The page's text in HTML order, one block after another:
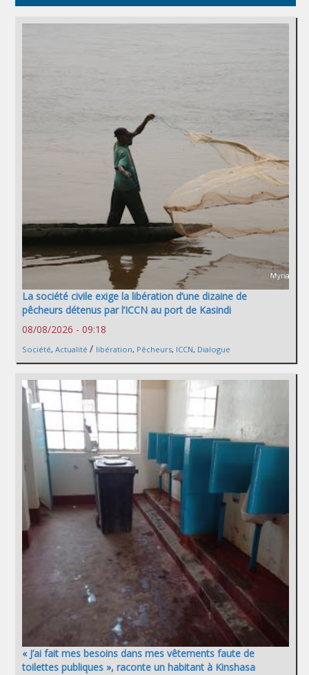
La société civile exige la libération d’une dizaine de
pêcheurs détenus par l’ICCN au port de Kasindi
08/08/2026 - 09:18
Société, Actualité / libération, Pêcheurs, ICCN, Dialogue
« J’ai fait mes besoins dans mes vêtements faute de
toilettes publiques », raconte un habitant à Kinshasa